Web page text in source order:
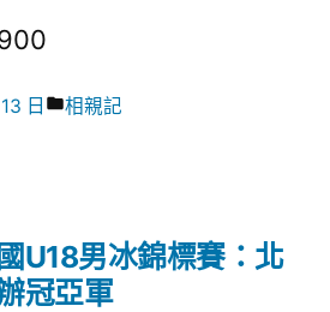
日
分
相親記
一U18男冰錦標賽：北
冠亞軍